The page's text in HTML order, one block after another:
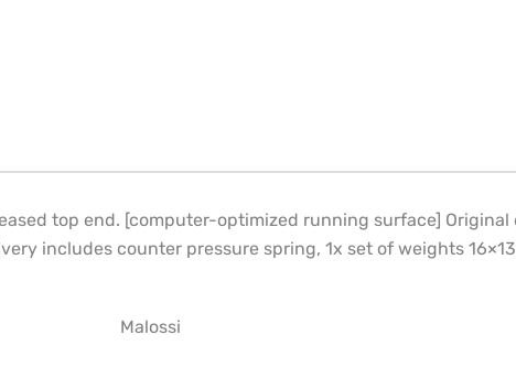
top end. [computer-optimized running surface]
includes counter pressure spring, 1x set of weights
Malossi